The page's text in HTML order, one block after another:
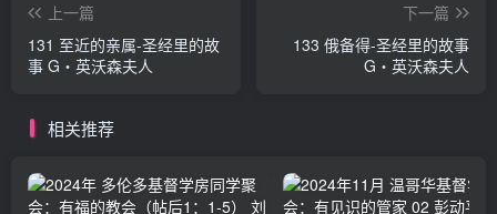
上一篇
131 至近的亲属-圣经里的故
事 G‧英沃森夫人
下一篇
133 俄备得-圣经里的故事
G‧英沃森夫人
相关推荐